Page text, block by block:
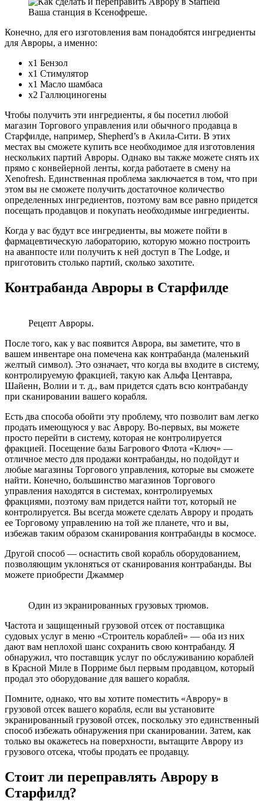
Ваша станция в Ксенофреше.
Конечно, для его изготовления вам понадобятся ингредиенты
для Авроры, а именно:
x1 Бензол
x1 Стимулятор
x1 Масло шамбаса
x2 Галлюциногены
Чтобы получить эти ингредиенты, я бы посетил любой
магазин Торгового управления или обычного продавца в
Старфилде, например, Shepherd’s в Акила-Сити. В этих
местах вы сможете купить все необходимое для изготовления
нескольких партий Авроры. Однако вы также можете снять их
прямо с конвейерной ленты, когда работаете в смену на
Xenofresh. Единственная проблема заключается в том, что при
этом вы не сможете получить достаточное количество
определенных ингредиентов, поэтому вам все равно придется
посещать продавцов и покупать необходимые ингредиенты.
Когда у вас будут все ингредиенты, вы можете пойти в
фармацевтическую лабораторию, которую можно построить
на аванпосте или получить к ней доступ в The Lodge, и
приготовить столько партий, сколько захотите.
Контрабанда Авроры в Старфилде
Рецепт Авроры.
После того, как у вас появится Аврора, вы заметите, что в
вашем инвентаре она помечена как контрабанда (маленький
желтый символ). Это означает, что когда вы входите в систему,
контролируемую фракцией, такую ​​как Альфа Центавра,
Шайенн, Волии и т. д., вам придется сдать всю контрабанду
при сканировании вашего корабля.
Есть два способа обойти эту проблему, что позволит вам легко
продать имеющуюся у вас Аврору. Во-первых, вы можете
просто перейти в систему, которая не контролируется
фракцией. Посещение базы Багрового Флота «Ключ» —
отличное место для продажи контрабанды, но подойдут и
любые магазины Торгового управления, которые вы сможете
найти. Конечно, большинство магазинов Торгового
управления находятся в системах, контролируемых
фракциями, поэтому вам придется найти тот, который не
контролируется. Вы всегда можете сделать Аврору и продать
ее Торговому управлению на той же планете, что и вы,
избежав таким образом сканирования контрабанды в космосе.
Другой способ — оснастить свой корабль оборудованием,
позволяющим уклоняться от сканирования контрабанды. Вы
можете приобрести Джаммер
Один из экранированных грузовых трюмов.
Частота и защищенный грузовой отсек от поставщика
судовых услуг в меню «Строитель кораблей» — оба из них
дают вам неплохой шанс сохранить свою контрабанду. Я
обнаружил, что поставщик услуг по обслуживанию кораблей
в Красной Миле в Порриме был первым продавцом, который
продал это оборудование для вашего корабля.
Помните, однако, что вы хотите поместить «Аврору» в
грузовой отсек вашего корабля, если вы установите
экранированный грузовой отсек, поскольку это единственный
способ избежать обнаружения при сканировании. Затем, как
только вы окажетесь на поверхности, вытащите Аврору из
грузового отсека, чтобы продать ее продавцу.
Стоит ли переправлять Аврору в
Старфилд?